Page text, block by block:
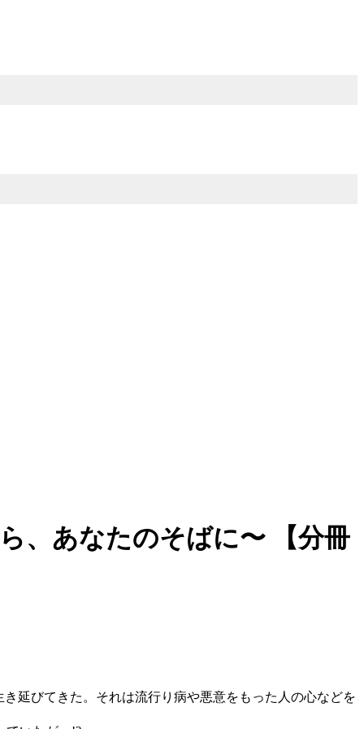
、あなたのそばに〜 【分冊
延びてきた。それは流行り病や悪意をもった人の心などを